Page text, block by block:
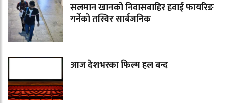
सलमान खानको निवासबाहिर हवाई फायरिङ
गर्नेको तस्विर सार्बजनिक
आज देशभरका फिल्म हल बन्द